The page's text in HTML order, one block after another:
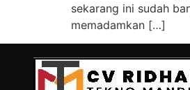
sekarang ini sudah
memadamkan […]